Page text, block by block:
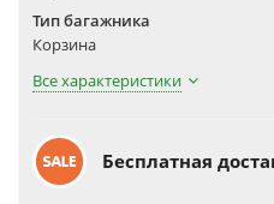
Тип багажника
Корзина
Все характеристики
Бесплатная